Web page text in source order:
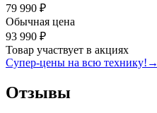
79 990 ₽
Обычная цена
93 990 ₽
Товар участвует в акциях
Супер-цены на всю технику! →
Отзывы